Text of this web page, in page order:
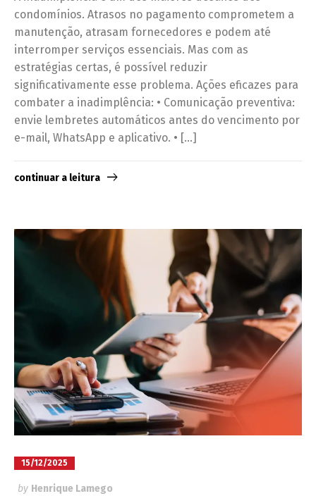
condomínios. Atrasos no pagamento comprometem a
manutenção, atrasam fornecedores e podem até
interromper serviços essenciais. Mas com as
estratégias certas, é possível reduzir
significativamente esse problema. Ações eficazes para
combater a inadimplência: • Comunicação preventiva:
envie lembretes automáticos antes do vencimento por
e-mail, WhatsApp e aplicativo. • […]
continuar a leitura
15/12/2025
by Henrique Lamego